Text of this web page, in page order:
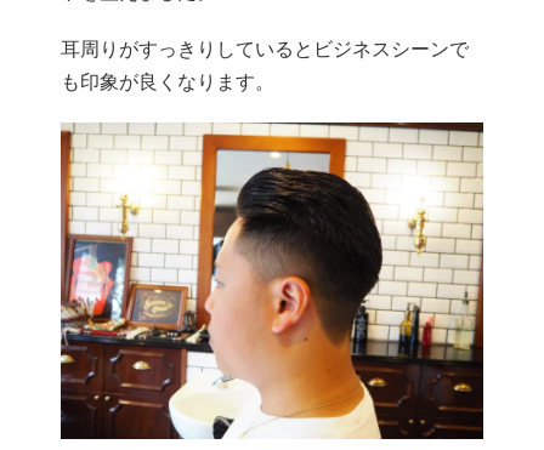
耳周りがすっきりしているとビジネスシーンで
も印象が良くなりま す。